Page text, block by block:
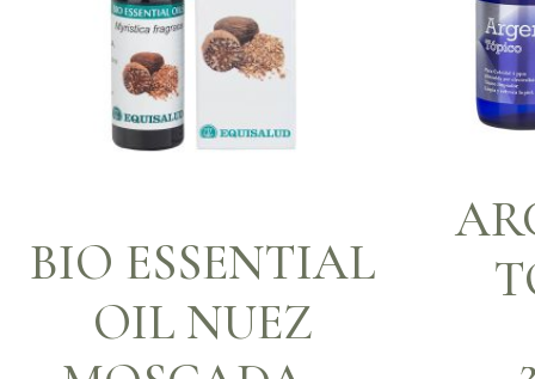
BIO ESSENTIAL
OIL NUEZ